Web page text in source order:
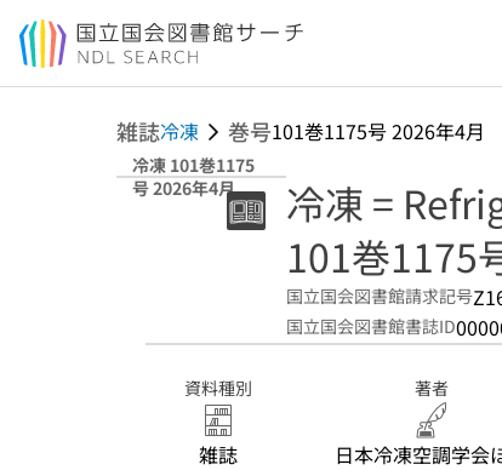
本文へ移動
雑誌冷凍 巻号101巻1175号 2026年4月
冷凍 101巻1175
号 2026年4月
冷凍 =
101巻1175
国立国会図書館請求記号
国立国会図書館書誌ID
資料種別
雑誌
著者
日本冷凍空調学会